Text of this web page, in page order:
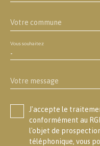
Votre commune
-
Vous souhaitez
Votre message
J'accepte le
conformément au
l'objet de
téléphonique, vous